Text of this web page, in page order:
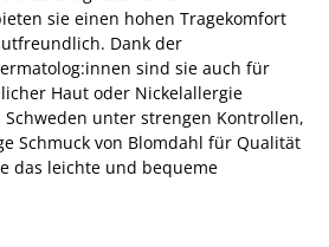
sie einen hohen Tragekomfort
Dank der
sind sie auch für
Haut oder Nickelallergie
unter strengen Kontrollen,
Schmuck von Blomdahl für Qualität
das leichte und bequeme